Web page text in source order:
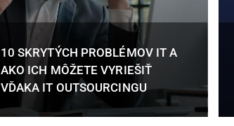
10 SKRYTÝCH PROBLÉMOV IT A
AKO ICH MÔŽETE VYRIEŠIŤ
VĎAKA IT OUTSOURCINGU